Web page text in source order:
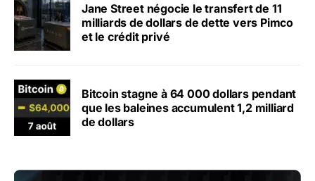
Jane Street négocie le transfert de 11
milliards de dollars de dette vers Pimco
et le crédit privé
Bitcoin stagne à 64 000 dollars pendant
que les baleines accumulent 1,2 milliard
de dollars